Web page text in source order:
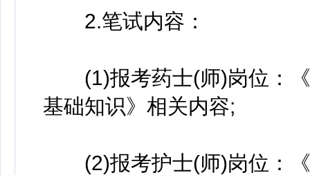
2.笔试内容：
(1)报考药士(师)岗位：《
基础知识》相关内容;
(2)报考护士(师)岗位：《